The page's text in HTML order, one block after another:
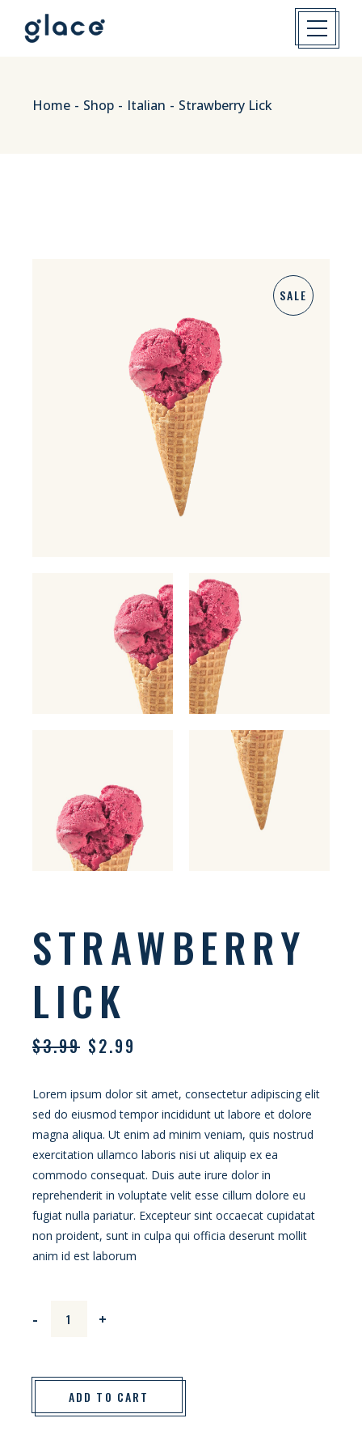
content
Home Shop Italian Strawberry Lick
SALE
STRAWBERRY
LICK
$3.99 $2.99
Lorem ipsum dolor sit amet, consectetur adipiscing elit
sed do eiusmod tempor incididunt ut labore et dolore
magna aliqua. Ut enim ad minim veniam, quis nostrud
exercitation ullamco laboris nisi ut aliquip ex ea
commodo consequat. Duis aute irure dolor in
reprehenderit in voluptate velit esse cillum dolore eu
fugiat nulla pariatur. Excepteur sint occaecat cupidatat
non proident, sunt in culpa qui officia deserunt mollit
anim id est laborum
- +
ADD TO CART